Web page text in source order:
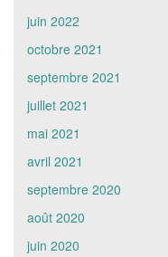
juin 2022
octobre 2021
septembre 2021
juillet 2021
mai 2021
avril 2021
septembre 2020
août 2020
juin 2020